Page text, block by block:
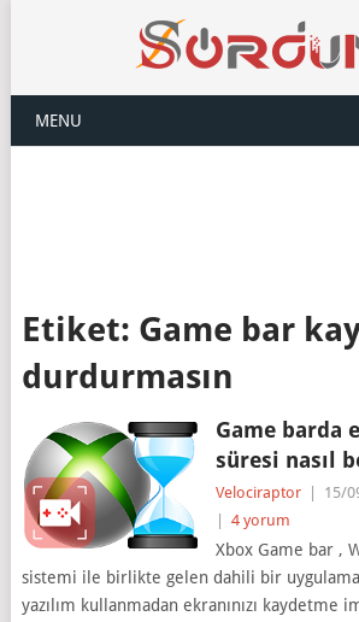
MENU
Etiket: Game bar
durdurmasın
Game barda
süresi nasıl
Velociraptor 15/
4 yorum
Xbox Game bar ,
sistemi ile birlikte gelen dahili bir
yazılım kullanmadan ekranınızı kaydetme